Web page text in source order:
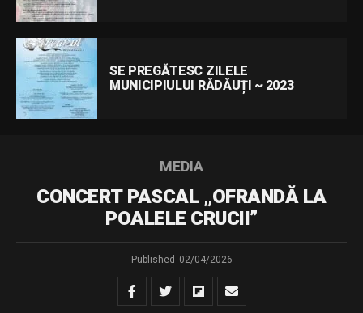
SE PREGĂTESC ZILELE
MUNICIPIULUI RĂDĂUȚI ~ 2023
MEDIA
CONCERT PASCAL „OFRANDĂ LA
POALELE CRUCII”
Published 02/04/2026